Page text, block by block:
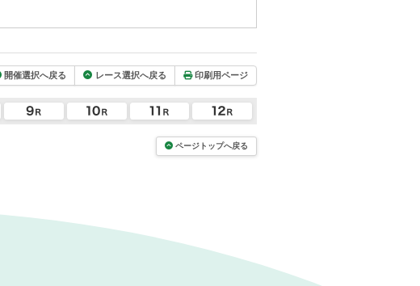
開催選択へ戻る レース選択へ戻る 印刷用ページ
ページトップへ戻る